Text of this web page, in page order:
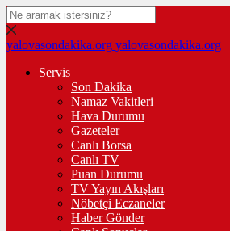
yalovasondakika.org yalovasondakika.org
Servis
Son Dakika
Namaz Vakitleri
Hava Durumu
Gazeteler
Canlı Borsa
Canlı TV
Puan Durumu
TV Yayın Akışları
Nöbetçi Eczaneler
Haber Gönder